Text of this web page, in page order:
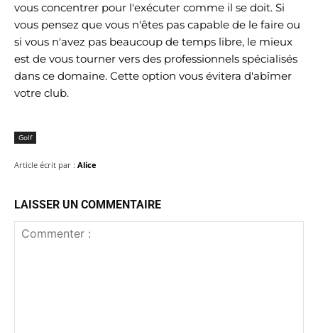
vous concentrer pour l'exécuter comme il se doit. Si
vous pensez que vous n'êtes pas capable de le faire ou
si vous n'avez pas beaucoup de temps libre, le mieux
est de vous tourner vers des professionnels spécialisés
dans ce domaine. Cette option vous évitera d'abîmer
votre club.
Golf
Article écrit par : Alice
LAISSER UN COMMENTAIRE